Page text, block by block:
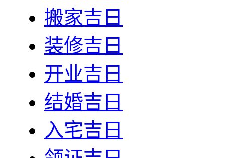
搬家吉日
装修吉日
开业吉日
结婚吉日
入宅吉日